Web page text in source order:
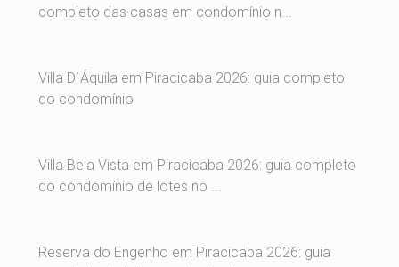
completo das casas em condomínio n...
Villa D`Áquila em Piracicaba 2026: guia completo
do condomínio
Villa Bela Vista em Piracicaba 2026: guia completo
do condomínio de lotes no ...
Reserva do Engenho em Piracicaba 2026: guia